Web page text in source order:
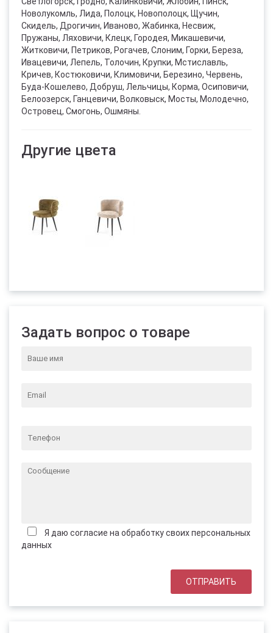
Новолукомль, Лида, Полоцк, Новополоцк, Щучин,
Скидель, Дрогичин, Иваново, Жабинка, Несвиж,
Пружаны, Ляховичи, Клецк, Городея, Микашевичи,
Житковичи, Петриков, Рогачев, Слоним, Горки, Береза,
Ивацевичи, Лепель, Толочин, Крупки, Мстиславль,
Кричев, Костюковичи, Климовичи, Березино, Червень,
Буда-Кошелево, Добруш, Лельчицы, Корма, Осиповичи,
Белоозерск, Ганцевичи, Волковыск, Мосты, Молодечно,
Островец, Смогонь, Ошмяны.
Другие цвета
Задать вопрос о товаре
Я даю согласие на обработку своих персональных
данных